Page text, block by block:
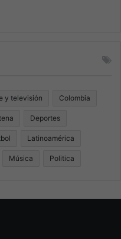
y televisión Colombia
Deportes
Latinoamérica
Música Politica